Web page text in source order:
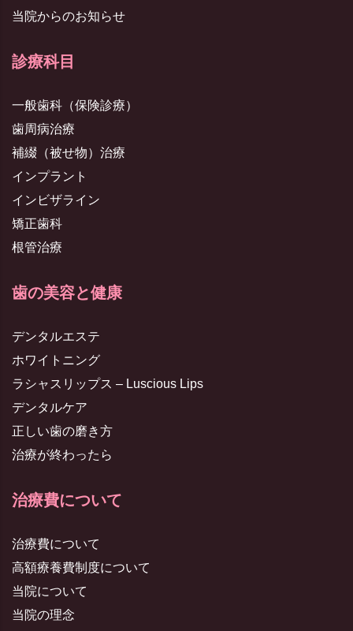
当院からのお知らせ
診療科目
一般歯科（保険診療）
歯周病治療
補綴（被せ物）治療
インプラント
インビザライン
矯正歯科
根管治療
歯の美容と健康
デンタルエステ
ホワイトニング
ラシャスリップス – Luscious Lips
デンタルケア
正しい歯の磨き方
治療が終わったら
治療費について
治療費について
高額療養費制度について
当院について
当院の理念